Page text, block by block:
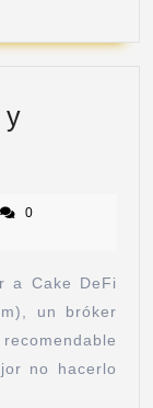
y
0
a Cake DeFi
un bróker
no hacerlo